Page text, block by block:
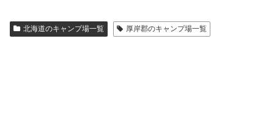
北海道のキャンプ場一覧 厚岸郡のキャンプ場一覧